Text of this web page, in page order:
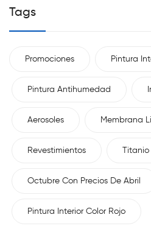
Tags
Promociones Pintura
Pintura Antihumedad
Aerosoles Membrana
Revestimientos Titanio
Octubre Con Precios De Abril
Pintura Interior Color Rojo